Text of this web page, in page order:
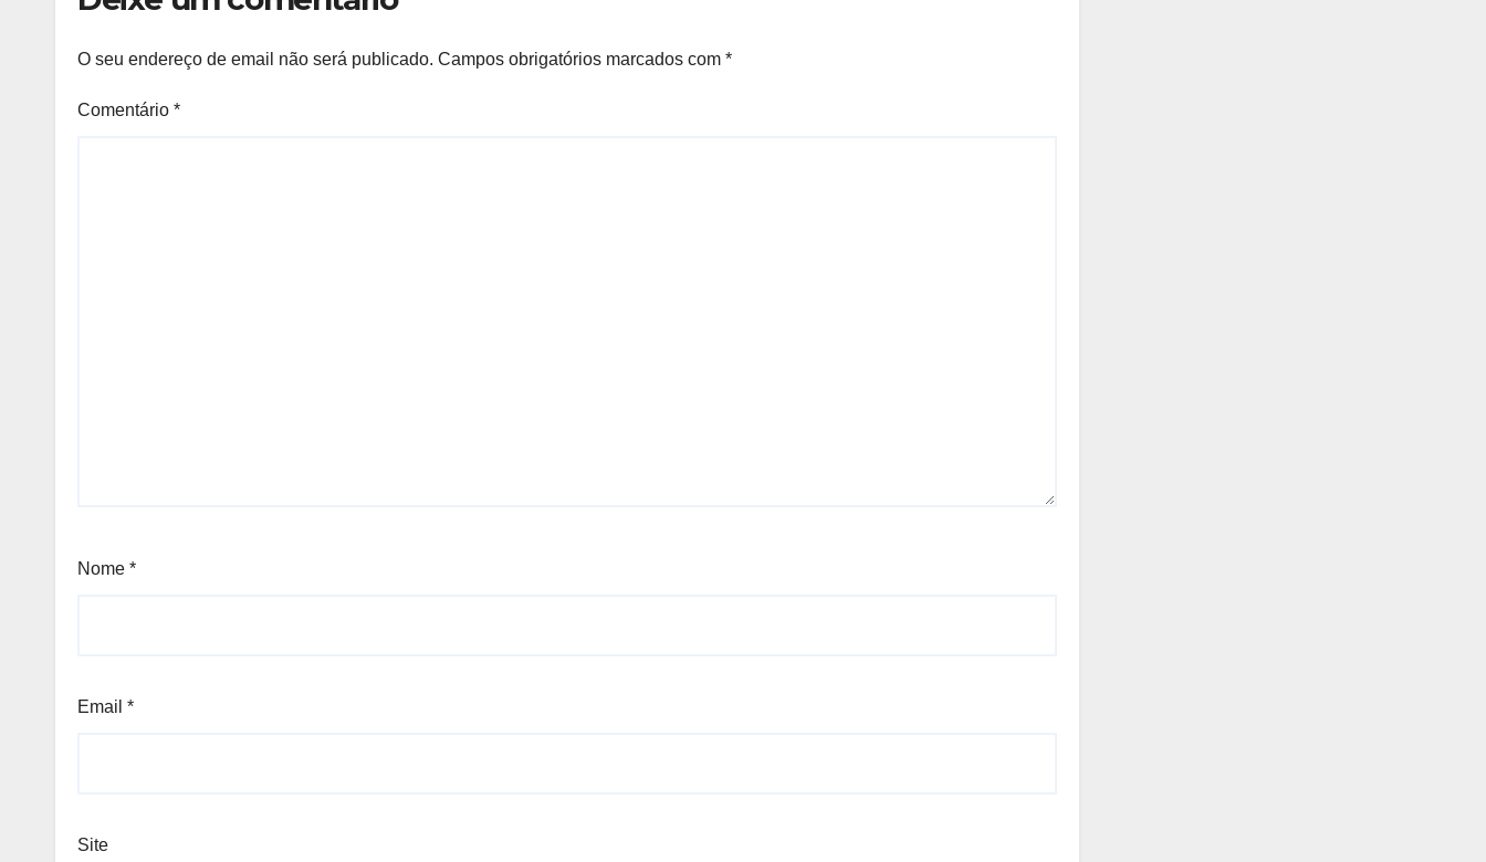
O seu endereço de email não será publicado. Campos obrigatórios marcados com *
Comentário *
Nome *
Email *
Site